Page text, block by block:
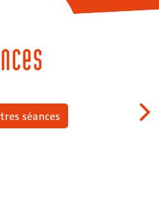
séances